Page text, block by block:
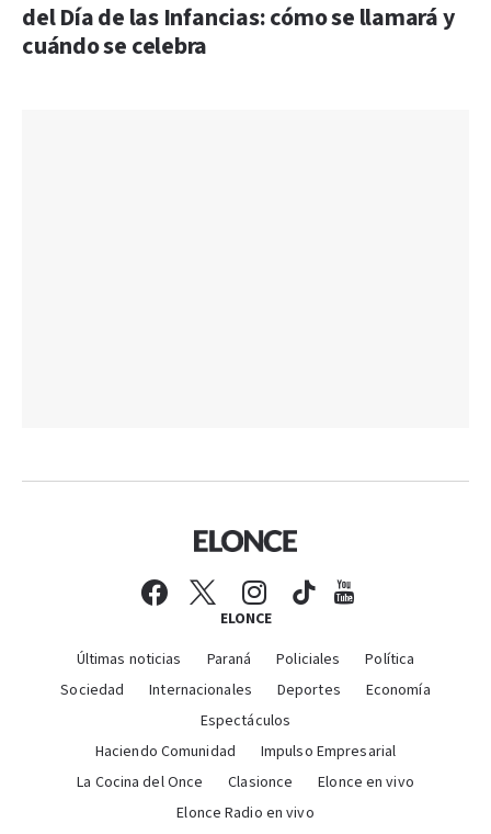
del Día de las Infancias: cómo se llamará y
cuándo se celebra
ELONCE
Últimas noticias Paraná Policiales
Política
Sociedad
Internacionales Deportes
Economía
Espectáculos
Haciendo Comunidad
Impulso Empresarial
La Cocina del Once
Clasionce
Elonce en vivo
Elonce Radio en vivo